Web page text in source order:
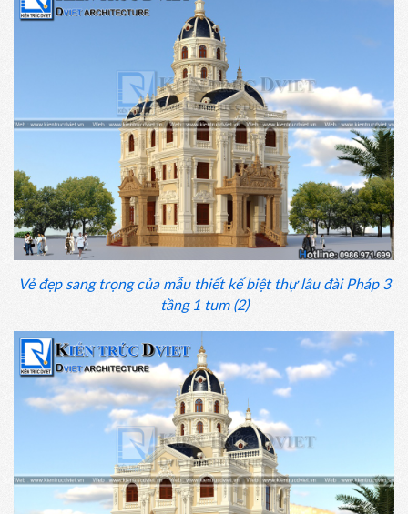
Vẻ đẹp sang trọng của mẫu thiết kế biệt thự lâu đài Pháp 3
tầng 1 tum (2)